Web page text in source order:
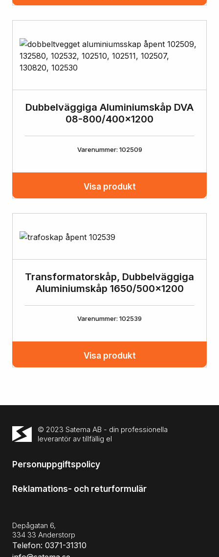
Dubbelväggiga Aluminiumskåp DVA
08-800/400×1200
Varenummer: 102509
Visa produkt
Transformatorskåp, Dubbelväggiga
Aluminiumskåp 1650/500×1200
Varenummer: 102539
Visa produkt
© 2023 Satema AB - din professionella
leverantör av tillfällig el
Personuppgiftspolicy
Reklamations- och returformulär
Depågatan 6,
334 33 Anderstorp
Telefon: 0371-31310